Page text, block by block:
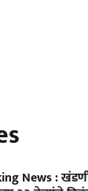
News :